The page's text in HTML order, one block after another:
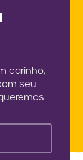
carinho,
seu